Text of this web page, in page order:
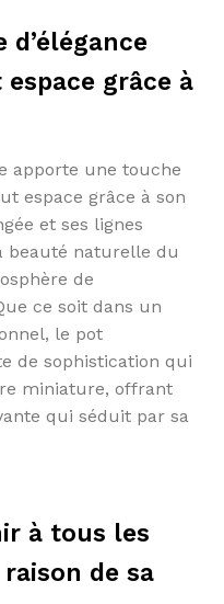
grâce à
apporte une touche
espace grâce à son
et ses lignes
beauté naturelle du
de
ce soit dans un
le pot
de sophistication qui
miniature, offrant
qui séduit par sa
à tous les
de sa